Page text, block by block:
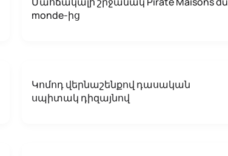
monde-ից
Կոմոդ վերնաշենքով դասական
սպիտակ դիզայնով